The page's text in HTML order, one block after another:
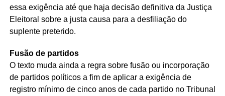
essa exigência até que haja decisão definitiva da Justiça
Eleitoral sobre a justa causa para a desfiliação do
suplente preterido.
Fusão de partidos
O texto muda ainda a regra sobre fusão ou incorporação
de partidos políticos a fim de aplicar a exigência de
registro mínimo de cinco anos de cada partido no Tribunal